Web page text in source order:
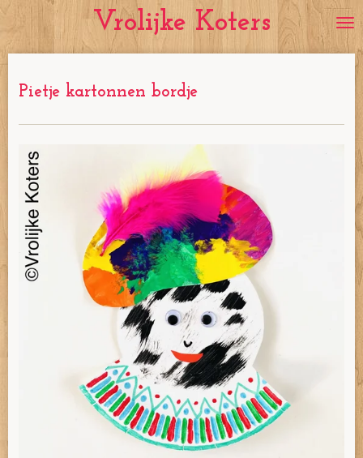
direct
de
Vrolijke Koters
Pietje kartonnen bordje